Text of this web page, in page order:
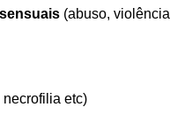
(abuso,
etc)